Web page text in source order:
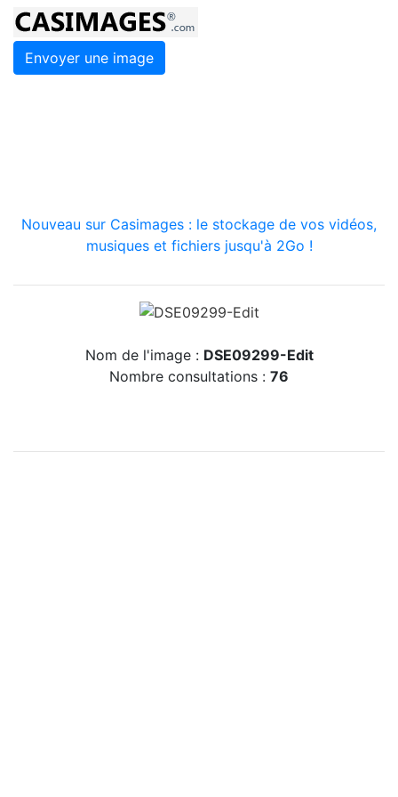
Envoyer une image
Nouveau sur Casimages : le stockage de vos vidéos,
musiques et fichiers jusqu'à 2Go !
Nom de l'image : DSE09299-Edit
Nombre consultations : 76